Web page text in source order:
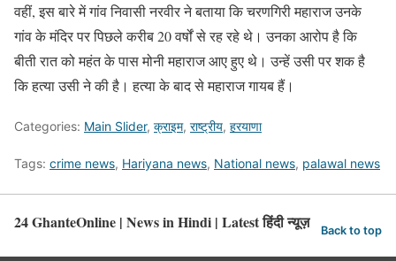
वहीं, इस बारे में गांव निवासी नरवीर ने बताया कि चरणगिरी महाराज उनके
गांव के मंदिर पर पिछले करीब 20 वर्षों से रह रहे थे। उनका आरोप है कि
बीती रात को महंत के पास मोनी महाराज आए हुए थे। उन्हें उसी पर शक है
कि हत्या उसी ने की है। हत्या के बाद से महाराज गायब हैं।
Categories: Main Slider, क्राइम, राष्ट्रीय, हरयाणा
Tags: crime news, Hariyana news, National news, palawal news
24 GhanteOnline | News in Hindi | Latest हिंदी न्यूज़ Back to top